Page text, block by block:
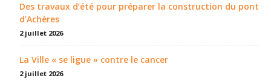
Des travaux d’été pour préparer la construction du pont
d’Achères
2 juillet 2026
La Ville « se ligue » contre le cancer
2 juillet 2026